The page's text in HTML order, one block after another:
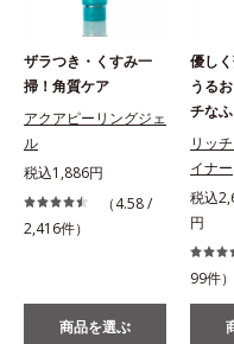
ザラつき・くすみ一
掃！角質ケア
アクアピーリングジェ
ル
税込1,886円
（4.58 /
2,416件）
商品を選ぶ
優しく
うる
チな
リッ
イナー
税込
円
99件）